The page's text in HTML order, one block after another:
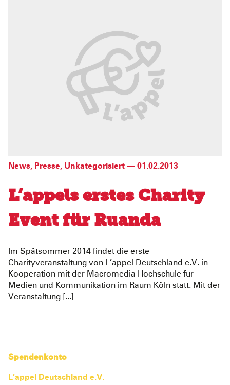
News, Presse, Unkategorisiert — 01.02.2013
L’appels erstes Charity
Event für Ruanda
Im Spätsommer 2014 findet die erste
Charityveranstaltung von L’appel Deutschland e.V. in
Kooperation mit der Macromedia Hochschule für
Medien und Kommunikation im Raum Köln statt. Mit der
Veranstaltung [...]
Spendenkonto
L’appel Deutschland e.V.